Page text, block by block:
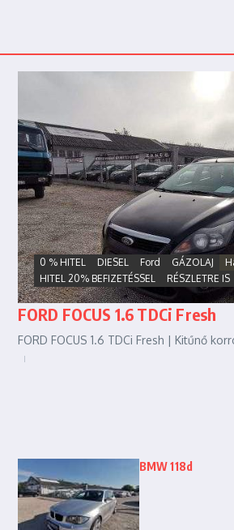
0 % HITEL DIESEL Ford GÁZOLAJ
HITEL 20% BEFIZETÉSSEL
RÉSZLETRE IS
FORD FOCUS 1.6 TDCi Fresh
FORD FOCUS 1.6 TDCi Fresh | Kitűnő
BMW 118d